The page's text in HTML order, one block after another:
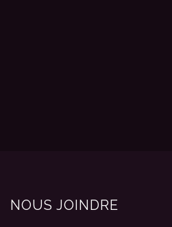
NOUS JOINDRE